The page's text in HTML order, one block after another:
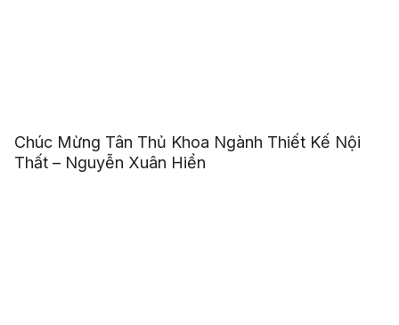
Chúc Mừng Tân Thủ Khoa Ngành Thiết Kế Nội
Thất – Nguyễn Xuân Hiển